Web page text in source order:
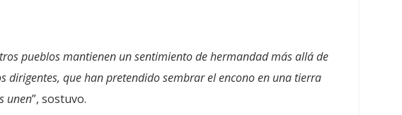
pueblos mantienen un sentimiento de hermandad más allá de
dirigentes, que han pretendido sembrar el encono en una tierra
unen”, sostuvo.